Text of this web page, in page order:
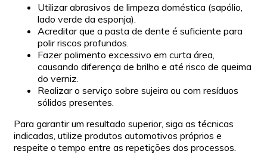
Utilizar abrasivos de limpeza doméstica (sapólio,
lado verde da esponja).
Acreditar que a pasta de dente é suficiente para
polir riscos profundos.
Fazer polimento excessivo em curta área,
causando diferença de brilho e até risco de queima
do verniz.
Realizar o serviço sobre sujeira ou com resíduos
sólidos presentes.
Para garantir um resultado superior, siga as técnicas
indicadas, utilize produtos automotivos próprios e
respeite o tempo entre as repetições dos processos.